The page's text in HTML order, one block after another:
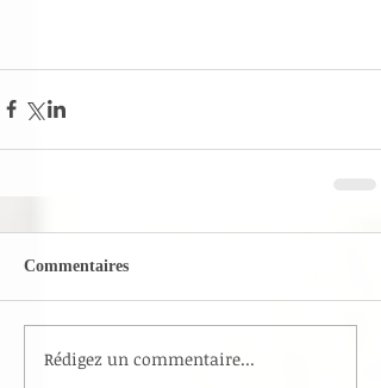
Commentaires
Rédigez un commentaire...